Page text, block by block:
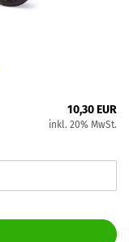
10,30 EUR
inkl. 20% MwSt.